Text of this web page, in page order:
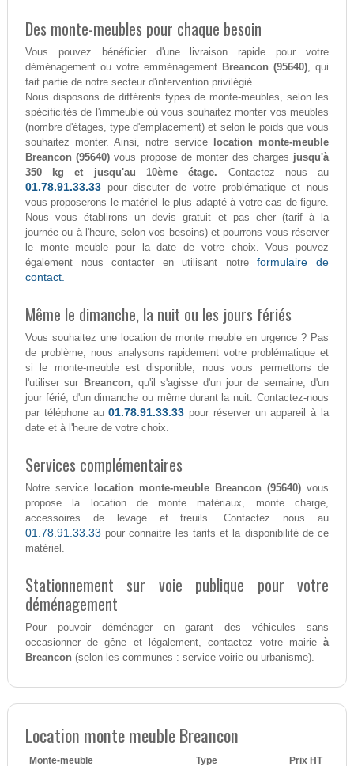
Des monte-meubles pour chaque besoin
Vous pouvez bénéficier d'une livraison rapide pour votre
déménagement ou votre emménagement Breancon (95640), qui
fait partie de notre secteur d'intervention privilégié.
Nous disposons de différents types de monte-meubles, selon les
spécificités de l'immeuble où vous souhaitez monter vos meubles
(nombre d'étages, type d'emplacement) et selon le poids que vous
souhaitez monter. Ainsi, notre service
location monte-meuble
Breancon (95640) vous propose de monter des charges jusqu'à
350 kg et jusqu'au 10ème étage. Contactez nous au
01.78.91.33.33pour discuter de votre problématique et nous
vous proposerons le matériel le plus adapté à votre cas de figure.
Nous vous établirons un devis gratuit et pas cher (tarif à la
journée ou à l'heure, selon vos besoins) et pourrons vous réserver
le monte meuble pour la date de votre choix. Vous pouvez
également nous contacter en utilisant notreformulaire de
contact.
Même le dimanche, la nuit ou les jours fériés
Vous souhaitez une location de monte meuble en urgence ? Pas
de problème, nous analysons rapidement votre problématique et
si le monte-meuble est disponible, nous vous permettons de
l'utiliser sur Breancon, qu'il s'agisse d'un jour de semaine, d'un
jour férié, d'un dimanche ou même durant la nuit. Contactez-nous
par téléphone au01.78.91.33.33 pour réserver un appareil à la
date et à l'heure de votre choix.
Services complémentaires
Notre service location monte-meuble Breancon (95640) vous
propose la location de monte matériaux, monte charge,
accessoires de levage et treuils. Contactez nous au
01.78.91.33.33 pour connaitre les tarifs et la disponibilité de ce
matériel.
Stationnement sur voie publique pour votre
déménagement
Pour pouvoir déménager en garant des véhicules sans
occasionner de gêne et légalement, contactez votre mairieà
Breancon (selon les communes : service voirie ou urbanisme).
Location monte meuble Breancon
Monte-meuble Type Prix HT